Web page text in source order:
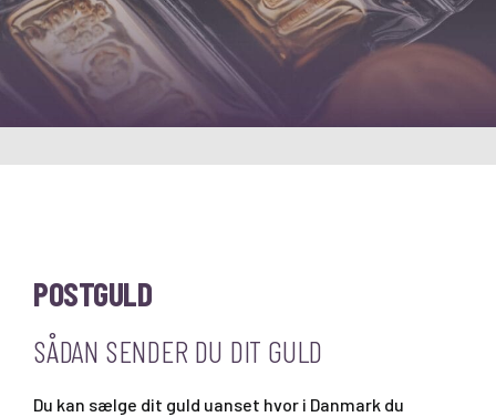
POSTGULD
SÅDAN SENDER DU DIT GULD
Du kan sælge dit guld uanset hvor i Danmark du